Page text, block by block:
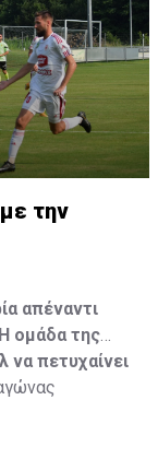
την
απέναντι
ομάδα της
να πετυχαίνει